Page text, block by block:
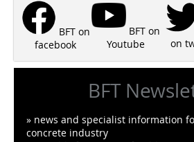
BFT on
facebook
BFT on
Youtube
on
BFT
» news and specialist information
concrete industry